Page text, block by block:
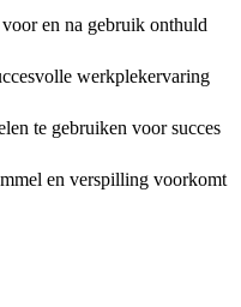
en na gebruik onthuld
werkplekervaring
te gebruiken voor succes
en verspilling voorkomt